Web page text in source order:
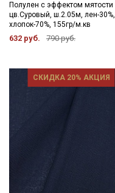
Полулен с эффектом мятости
цв.Суровый, ш.2.05м, лен-30%,
хлопок-70%, 155гр/м.кв
632 руб. 790 руб.
СКИДКА 20% АКЦИЯ